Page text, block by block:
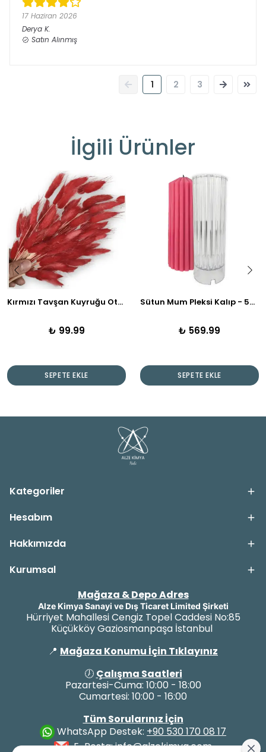
17 Haziran 2026
Derya K.
Satın Alınmış
1 2 3
İlgili Ürünler
Kırmızı Tavşan Kuyruğu Otu | Kuru Çiçek | 1 Demet
₺ 99.99
SEPETE EKLE
Sütun Mum Pleksi Kalıp - 550 Gr Hacimli
₺ 569.99
SEPETE EKLE
Kategoriler
Hesabım
Hakkımızda
Kurumsal
Mağaza & Depo Adres
Alze Kimya Sanayi ve Dış Ticaret Limited Şirketi
Hürriyet Mahallesi Cengiz Topel Caddesi No:85
Küçükköy Gaziosmanpaşa İstanbul
📍 Mağaza Konumu İçin Tıklayınız
🕖 Çalışma Saatleri
Pazartesi-Cuma: 10:00 - 18:00
Cumartesi: 10:00 - 16:00
Tüm Sorularınız İçin
WhatsApp Destek: +90 530 170 08 17
E-Posta:info@alzekimya.com